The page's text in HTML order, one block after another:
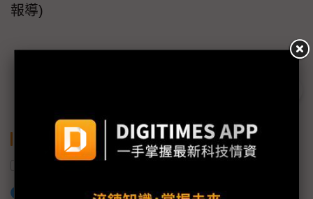
報導)
加入已選取到「關鍵字追蹤」